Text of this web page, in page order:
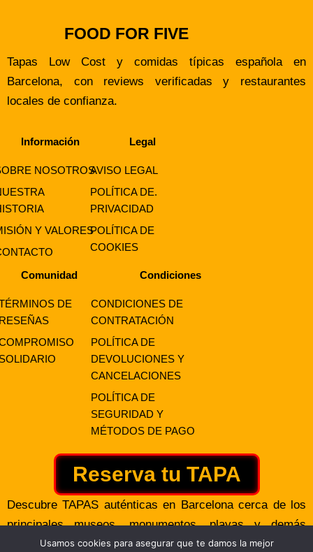
FOOD FOR FIVE
Tapas Low Cost y comidas típicas española en
Barcelona, con reviews verificadas y restaurantes
locales de confianza.
Información Legal
NOSOTROS
Y VALORES
AVISO LEGAL
POLÍTICA DE.
PRIVACIDAD
POLÍTICA DE
COOKIES
Comunidad Condiciones
DE
CONDICIONES DE
CONTRATACIÓN
POLÍTICA DE
DEVOLUCIONES Y
CANCELACIONES
POLÍTICA DE
SEGURIDAD Y
MÉTODOS DE PAGO
Reserva tu TAPA
Descubre TAPAS auténticas en Barcelona cerca de los
principales museos, monumentos, playas y demás
puntos de interés.
Usamos cookies para asegurar que te damos la mejor